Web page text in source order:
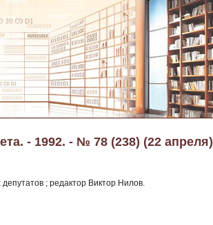
- 1992. - № 78 (238) (22 апреля)
; редактор Виктор Нилов.